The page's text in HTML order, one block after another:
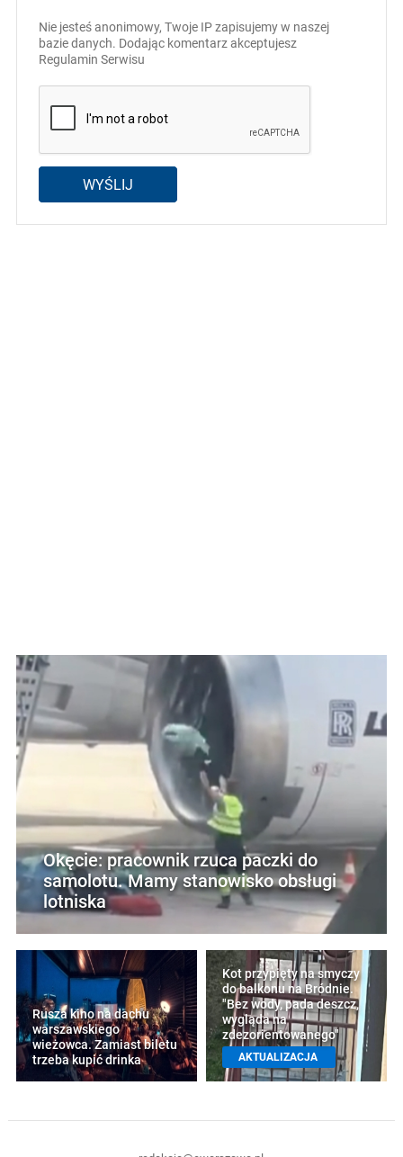
Nie jesteś anonimowy, Twoje IP zapisujemy w naszej
bazie danych. Dodając komentarz akceptujesz
Regulamin Serwisu
WYŚLIJ
Okęcie: pracownik rzuca paczki do
samolotu. Mamy stanowisko obsługi
lotniska
Rusza kino na dachu
warszawskiego
wieżowca. Zamiast biletu
trzeba kupić drinka
Kot przypięty na smyczy
do balkonu na Bródnie.
"Bez wody, pada deszcz,
wygląda na
zdezorientowanego"
AKTUALIZACJA